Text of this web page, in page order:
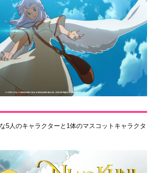
5人のキャラクターと1体のマスコットキャラクタ